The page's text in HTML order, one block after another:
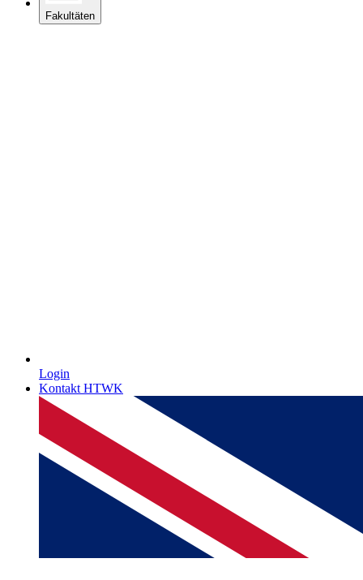
Fakultäten
Login
Kontakt HTWK